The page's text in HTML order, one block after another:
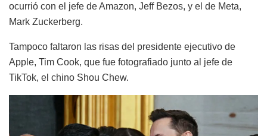
ocurrió con el jefe de Amazon, Jeff Bezos, y el de Meta,
Mark Zuckerberg.
Tampoco faltaron las risas del presidente ejecutivo de
Apple, Tim Cook, que fue fotografiado junto al jefe de
TikTok, el chino Shou Chew.